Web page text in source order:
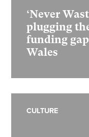
‘Never
plugging
funding
Wales
CULTURE